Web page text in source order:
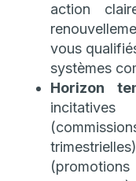
action
vous
systèmes
Horizon